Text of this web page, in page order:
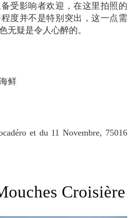
受影响者欢迎，在这里拍照的
度并不是特别突出，这一点需
无疑是令人心醉的。
鲜
Croisière